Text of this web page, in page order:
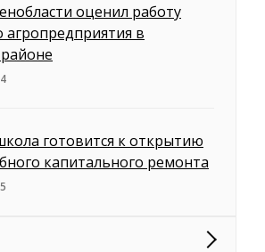
оценил работу
агропредприятия в
готовится к открытию
капитального ремонта